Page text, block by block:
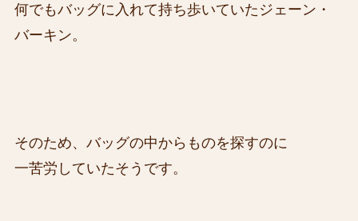
何でもバッグに入れて持ち歩いていたジェーン・
バーキン。
そのため、バッグの中からものを探すのに
一苦労していたそうです。